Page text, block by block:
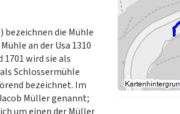
die Mühle
an der Usa 1310
wird sie als
Schlossermühle
bezeichnet. Im
Müller genannt;